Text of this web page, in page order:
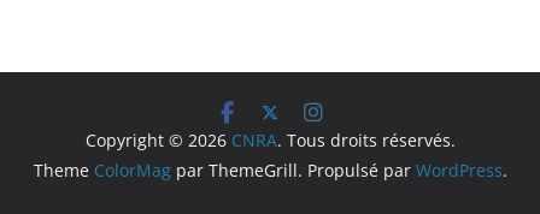
Copyright © 2026 CNRA. Tous droits réservés.
Theme ColorMagpar ThemeGrill. Propulsé par WordPress.